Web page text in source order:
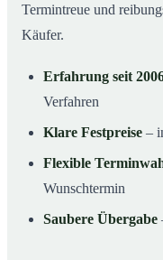
Termintreue und
Käufer.
Erfahrung seit
Verfahren
Klare Festpreise –
Flexible
Wunschtermin
Saubere Übergabe